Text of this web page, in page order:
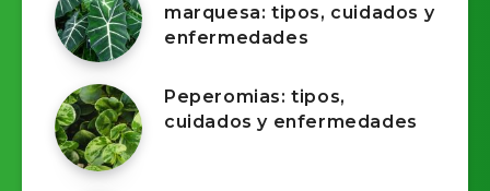
marquesa: tipos, cuidados y
enfermedades
Peperomias: tipos,
cuidados y enfermedades